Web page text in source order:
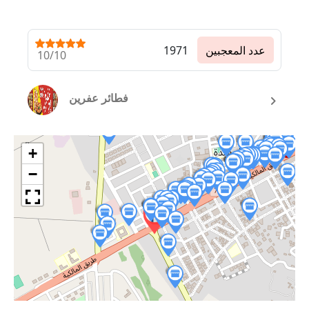
10/10 1971 عدد المعجبين
فطائر عفرين
+
−